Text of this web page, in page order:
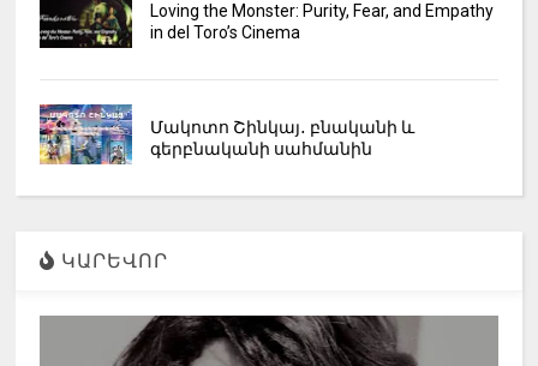
Loving the Monster: Purity, Fear, and Empathy
in del Toro’s Cinema
Մակոտո Շինկայ․ բնականի և
գերբնականի սահմանին
ԿԱՐԵՎՈՐ